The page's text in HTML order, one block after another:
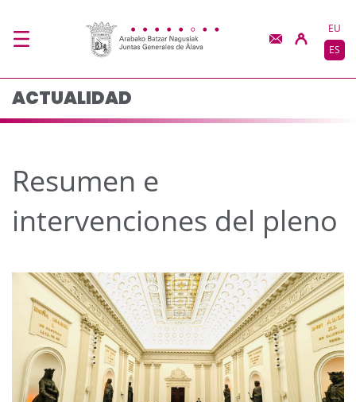
Resumen e
EU
ES
ACTUALIDAD
Resumen e
intervenciones del pleno